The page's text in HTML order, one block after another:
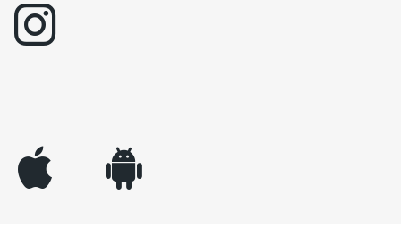
instagram
appleinc android